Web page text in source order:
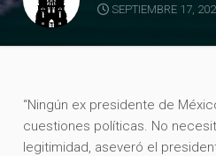
SEPTIEMBRE 17,
“Ningún ex presidente de
cuestiones políticas. No
legitimidad, aseveró el